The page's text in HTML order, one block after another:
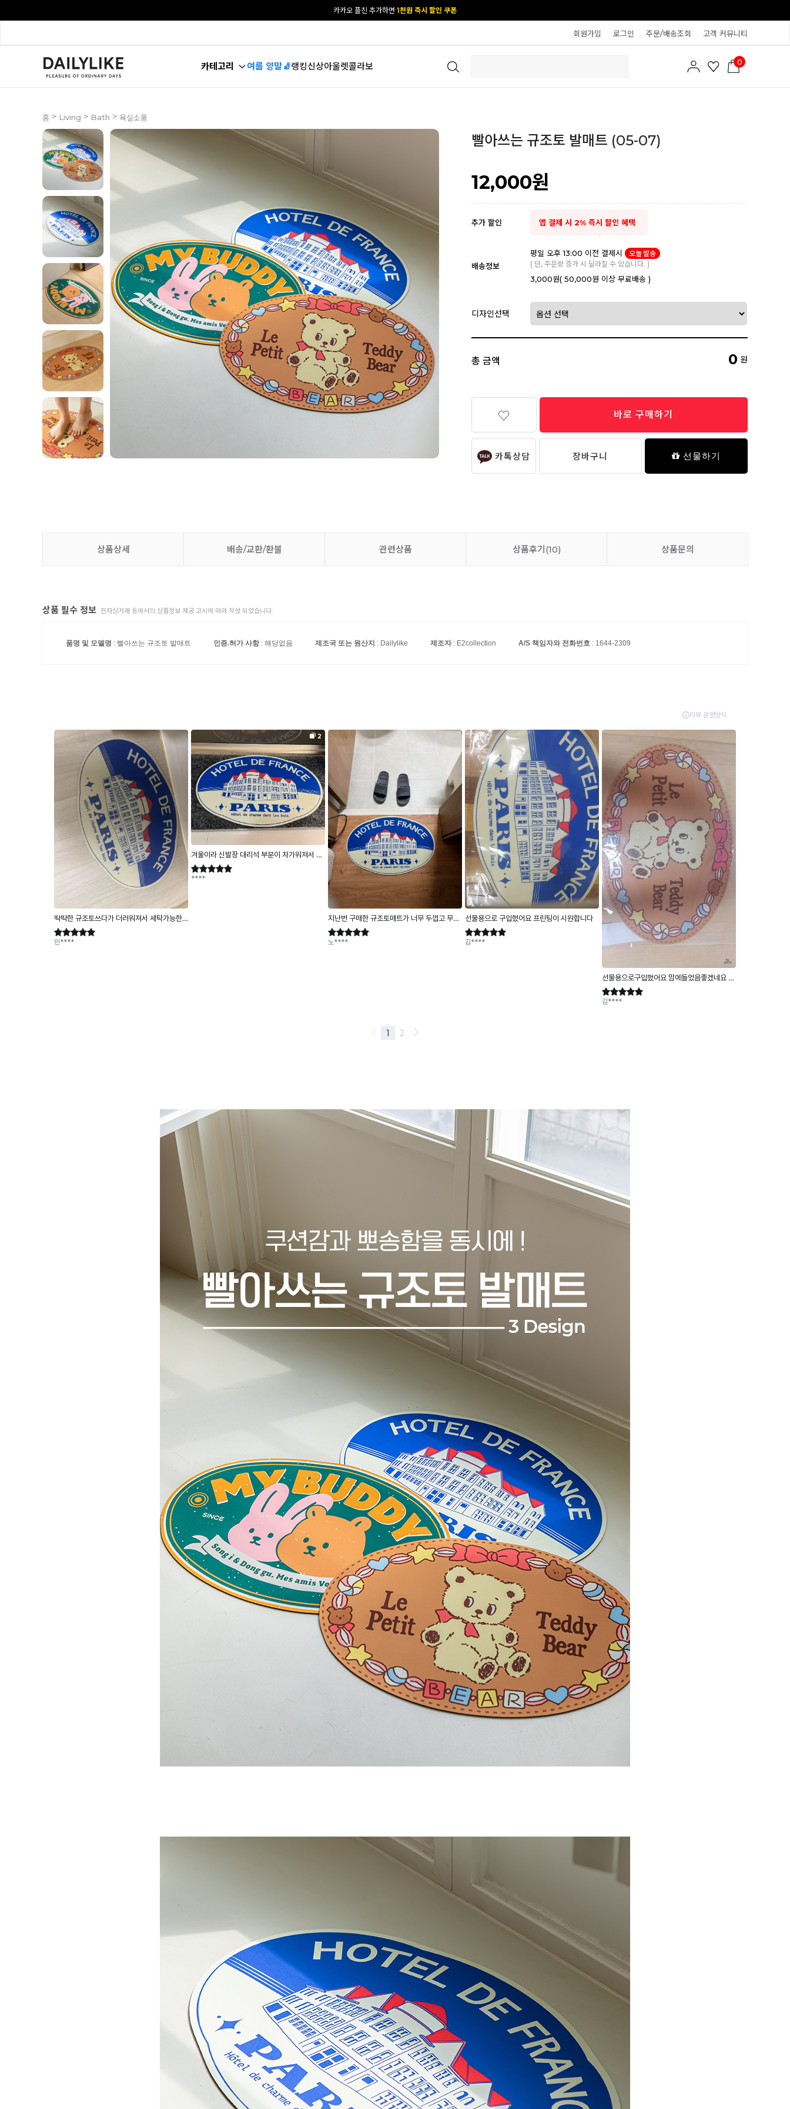
[공식몰 단독] 앱 다운받고2% 결제 할인 받기
회원가입 로그인 주문/배송조회 고객 커뮤니티
카테고리 여름 양말🧦랭킹신상아울렛콜라보 0
홈 > Living > Bath > 욕실소품
빨아쓰는 규조토 발매트 (05-07)
12,000원
추가 할인 앱 결제 시 2% 즉시 할인 혜택
배송정보
평일 오후 13:00 이전 결제시
오늘 발송
( 단, 주문량 증가 시 달라질 수 있습니다. )
3,000원( 50,000원 이상 무료배송 )
디자인선택
총 금액 0 원
바로 구매하기
카톡상담 장바구니 선물하기
상품상세 배송/교환/환불 관련상품 상품후기(10) 상품문의
상품 필수 정보 전자상거래 등에서의 상품정보 제공 고시에 따라 작성 되었습니다.
품명 및 모델명 : 빨아쓰는 규조토 발매트 인증.허가 사항: 해당없음 제조국 또는 원산지 : Dailylike 제조자: E2collection A/S 책임자와 전화번호 : 1644-2309